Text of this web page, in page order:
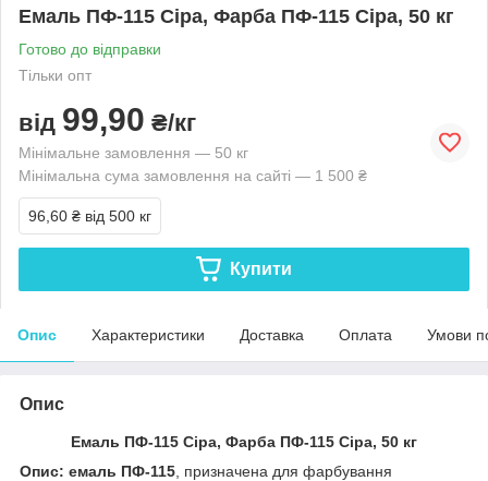
Емаль ПФ-115 Сіра, Фарба ПФ-115 Сіра, 50 кг
Готово до відправки
Тільки опт
від 99,90 ₴/кг
Мінімальне замовлення — 50 кг
Мінімальна сума замовлення на сайті — 1 500 ₴
96,60 ₴ від 500 кг
Купити
Опис Характеристики Доставка Оплата Умови
Опис
Емаль ПФ-115 Сіра, Фарба ПФ-115 Сіра, 50 кг
Опис: емаль ПФ-115 , призначена для фарбування